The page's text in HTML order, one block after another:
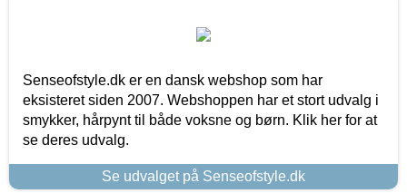
Senseofstyle.dk er en dansk webshop som har
eksisteret siden 2007. Webshoppen har et stort udvalg i
smykker, hårpynt til både voksne og børn. Klik her for at
se deres udvalg.
Se udvalget på Senseofstyle.dk